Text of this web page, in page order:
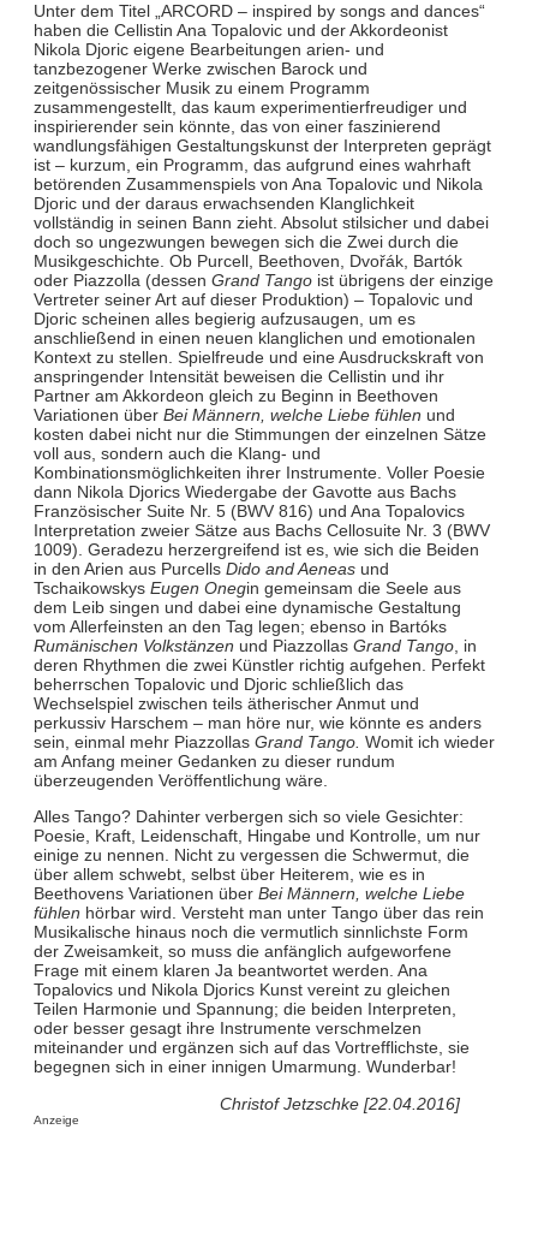
Unter dem Titel „ARCORD – inspired by songs and dances“
haben die Cellistin Ana Topalovic und der Akkordeonist
Nikola Djoric eigene Bearbeitungen arien- und
tanzbezogener Werke zwischen Barock und
zeitgenössischer Musik zu einem Programm
zusammengestellt, das kaum experimentierfreudiger und
inspirierender sein könnte, das von einer faszinierend
wandlungsfähigen Gestaltungskunst der Interpreten geprägt
ist – kurzum, ein Programm, das aufgrund eines wahrhaft
betörenden Zusammenspiels von Ana Topalovic und Nikola
Djoric und der daraus erwachsenden Klanglichkeit
vollständig in seinen Bann zieht. Absolut stilsicher und dabei
doch so ungezwungen bewegen sich die Zwei durch die
Musikgeschichte. Ob Purcell, Beethoven, Dvořák, Bartók
oder Piazzolla (dessen Grand Tangoist übrigens der einzige
Vertreter seiner Art auf dieser Produktion) – Topalovic und
Djoric scheinen alles begierig aufzusaugen, um es
anschließend in einen neuen klanglichen und emotionalen
Kontext zu stellen. Spielfreude und eine Ausdruckskraft von
anspringender Intensität beweisen die Cellistin und ihr
Partner am Akkordeon gleich zu Beginn in Beethoven
Variationen über Bei Männern, welche Liebe fühlen und
kosten dabei nicht nur die Stimmungen der einzelnen Sätze
voll aus, sondern auch die Klang- und
Kombinationsmöglichkeiten ihrer Instrumente. Voller Poesie
dann Nikola Djorics Wiedergabe der Gavotte aus Bachs
Französischer Suite Nr. 5 (BWV 816) und Ana Topalovics
Interpretation zweier Sätze aus Bachs Cellosuite Nr. 3 (BWV
1009). Geradezu herzergreifend ist es, wie sich die Beiden
in den Arien aus Purcells Dido and Aeneasund
Tschaikowskys Eugen Onegin gemeinsam die Seele aus
dem Leib singen und dabei eine dynamische Gestaltung
vom Allerfeinsten an den Tag legen; ebenso in Bartóks
Rumänischen Volkstänzen und Piazzollas Grand Tango, in
deren Rhythmen die zwei Künstler richtig aufgehen. Perfekt
beherrschen Topalovic und Djoric schließlich das
Wechselspiel zwischen teils ätherischer Anmut und
perkussiv Harschem – man höre nur, wie könnte es anders
sein, einmal mehr Piazzollas Grand Tango. Womit ich wieder
am Anfang meiner Gedanken zu dieser rundum
überzeugenden Veröffentlichung wäre.
Alles Tango? Dahinter verbergen sich so viele Gesichter:
Poesie, Kraft, Leidenschaft, Hingabe und Kontrolle, um nur
einige zu nennen. Nicht zu vergessen die Schwermut, die
über allem schwebt, selbst über Heiterem, wie es in
Beethovens Variationen überBei Männern, welche Liebe
fühlen hörbar wird. Versteht man unter Tango über das rein
Musikalische hinaus noch die vermutlich sinnlichste Form
der Zweisamkeit, so muss die anfänglich aufgeworfene
Frage mit einem klaren Ja beantwortet werden. Ana
Topalovics und Nikola Djorics Kunst vereint zu gleichen
Teilen Harmonie und Spannung; die beiden Interpreten,
oder besser gesagt ihre Instrumente verschmelzen
miteinander und ergänzen sich auf das Vortrefflichste, sie
begegnen sich in einer innigen Umarmung. Wunderbar!
Christof Jetzschke [22.04.2016]
Anzeige